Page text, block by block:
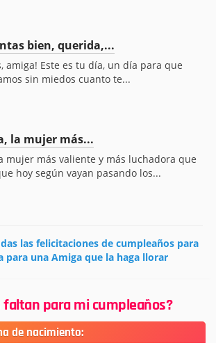
bien, querida,...
amiga! Este es tu día, un día para que
sin miedos cuanto te...
la mujer más...
mujer más valiente y más luchadora que
hoy según vayan pasando los...
las felicitaciones de cumpleaños para
para una Amiga que la haga llorar
faltan para mi cumpleaños?
de nacimiento: